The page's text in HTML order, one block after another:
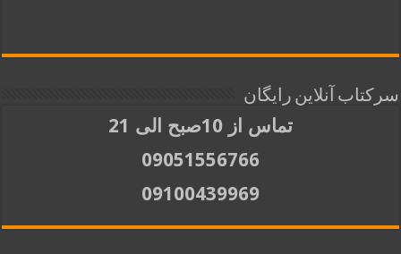
سرکتاب آنلاین رایگان
تماس از 10صبح الی 21
09051556766
09100439969